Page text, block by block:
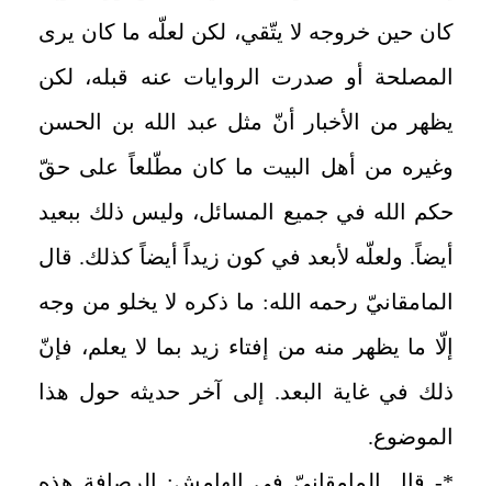
كان حين خروجه لا يتّقي، لكن لعلّه ما كان يرى
المصلحة أو صدرت الروايات عنه قبله، لكن
يظهر من الأخبار أنّ مثل عبد الله بن الحسن
وغيره من أهل البيت ما كان مطّلعاً على حقّ
حكم الله في جميع المسائل، وليس ذلك ببعيد
أيضاً. ولعلّه لأبعد في كون زيداً أيضاً كذلك. قال
المامقانيّ رحمه الله: ما ذكره لا يخلو من وجه
إلّا ما يظهر منه من إفتاء زيد بما لا يعلم، فإنّ
ذلك في غاية البعد. إلى آخر حديثه حول هذا
الموضوع.